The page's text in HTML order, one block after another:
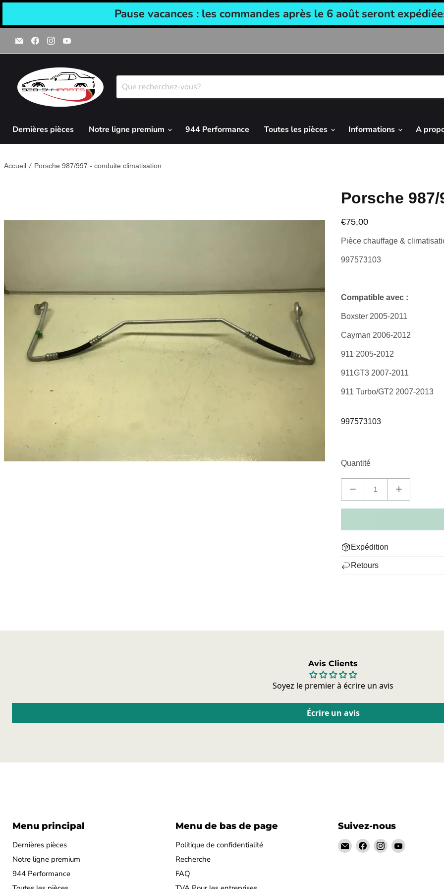
Pause vacances : les commandes après le 6 août seront
Email
928-
944parts
Trouvez-
nous
sur
Trouvez-
nous
sur sur
Dernières pièces
Notre ligne premium 944 Performance Toutes les pièces Informations A
Accueil Porsche 987/997 - conduite climatisation
Porsche
€75,00
Pièce chauffage &
997573103
Compatible avec :
Boxster 2005-2011
Cayman 2006-2012
911 2005-2012
911GT3 2007-2011
911 Turbo/GT2 2007-2013
997573103
Quantité
Expédition
Nous livrons dans le monde
Retours
Avis Clients
Soyez le premier à écrire un avis
Écrire un avis
Menu principal
Dernières pièces
Notre ligne premium
944 Performance
Menu de bas de page
Politique de confidentialité
Recherche
FAQ
Suivez-nous
Email
928-
Trouvez-
nous
Trouvez-
nous
Trouvez-